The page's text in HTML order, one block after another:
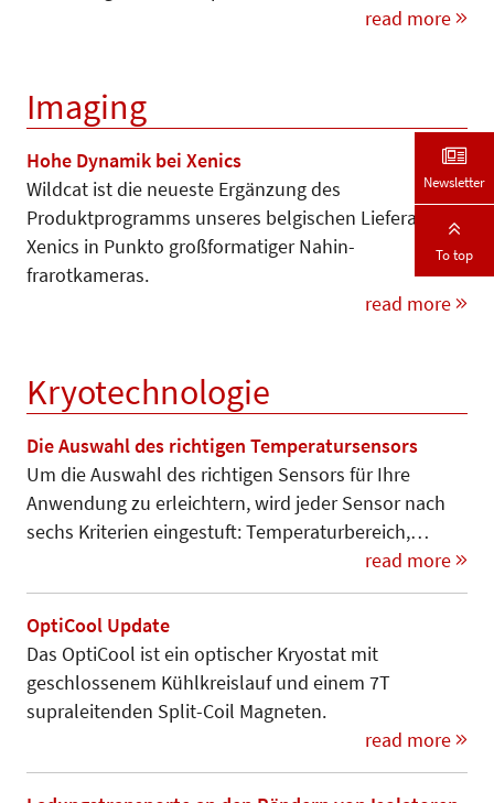
read more
Imaging
Hohe Dynamik bei Xenics
Wildcat ist die neueste Ergänzung des
Produktprogramms unseres belgischen Lieferanten
Xenics in Punkto großformatiger Nahin-
frarotkameras.
read more
Kryotechnologie
Die Auswahl des richtigen Temperatursensors
Um die Auswahl des richtigen Sensors für Ihre
Anwendung zu erleichtern, wird jeder Sensor nach
sechs Kriterien eingestuft: Temperaturbereich,…
read more
OptiCool Update
Das OptiCool ist ein optischer Kryostat mit
geschlossenem Kühlkreislauf und einem 7T
supraleitenden Split-Coil Magneten.
read more
Newsletter
To top